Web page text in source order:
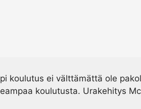
koulutus ei välttämättä ole
koulutusta. Urakehitys